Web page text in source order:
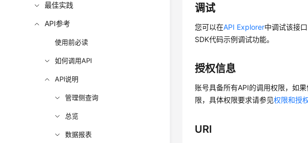
最佳实践
API参考
使用前必读
如何调用API
API说明
管理侧查询
总览
数据报表
调试
您可以在API Explorer中调试该接
SDK代码示例调试功能。
授权信息
账号具备所有API的调用权限，如
限，具体权限要求请参见权限和授
URI